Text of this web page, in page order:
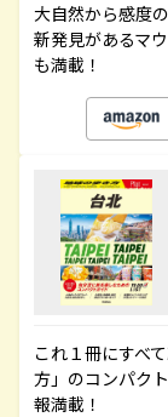
大自然から感度
新発見があるマ
も満載！
これ１冊にすべ
方」のコンパク
報満載！